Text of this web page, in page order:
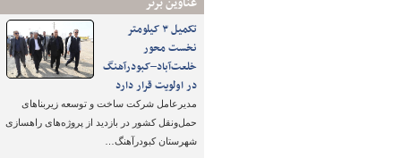
تکمیل ۳ کیلومتر
نخست محور
خلعت‌آباد–کبودرآهنگ
در اولویت قرار دارد
مدیرعامل شرکت ساخت و توسعه زیربناهای
حمل‌ونقل کشور در بازدید از پروژه‌های راهسازی
شهرستان کبودرآهنگ…